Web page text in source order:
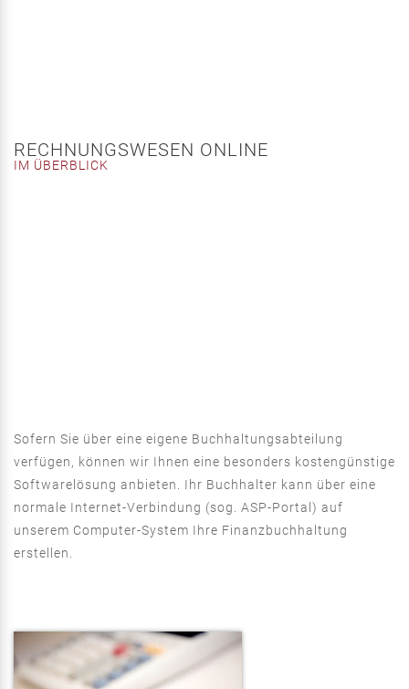
RECHNUNGSWESEN ONLINE
IM ÜBERBLICK
Sofern Sie über eine eigene Buchhaltungsabteilung
verfügen, können wir Ihnen eine besonders kostengünstige
Softwarelösung anbieten. Ihr Buchhalter kann über eine
normale Internet-Verbindung (sog. ASP-Portal) auf
unserem Computer-System Ihre Finanzbuchhaltung
erstellen.